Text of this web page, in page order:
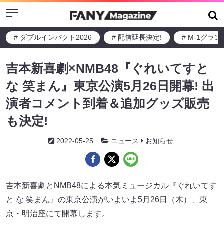
Menu
# ダブルインパクト2026 # 配信延長決定! # M-1グラン
吉本新喜劇×NMB48『ぐれいてすと
な 笑まん』東京公演5月26日開幕! 出
演者コメント到着＆追加グッズ販売
も決定!
2022-05-25 ニュース お知らせ
吉本新喜劇とNMB48による本気ミュージカル『ぐれいてす
と な 笑まん』の東京公演がいよいよ5月26日（木）、東
京・明治座にて開幕します。